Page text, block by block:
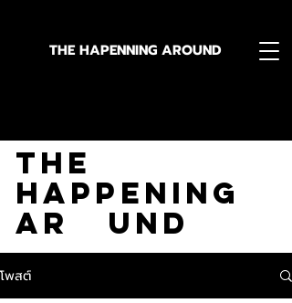
THE HAPENNING AROUND
The
Happening
Ar und
โพสต์